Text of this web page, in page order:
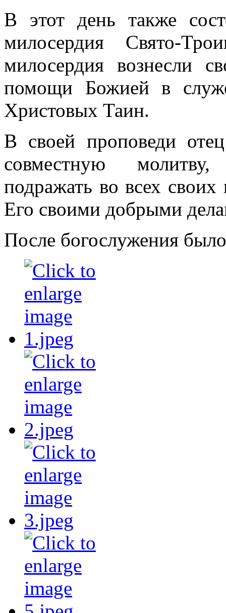
В этот день также
милосердия Свято-
милосердия вознесли
помощи Божией в
Христовых Таин.
В своей проповеди
совместную
подражать во всех своих
Его своими добрыми
После богослужения